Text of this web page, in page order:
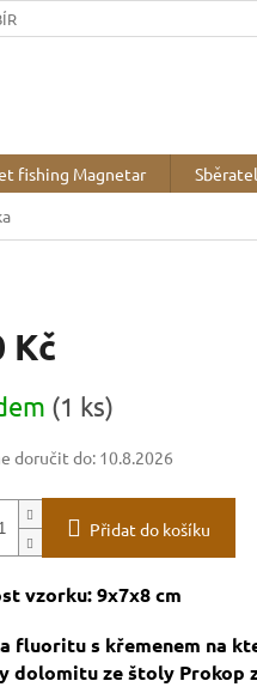
fishing Magnetar
Kč
(1 ks)
doručit do: 10.8.2026
Přidat do košíku
vzorku: 9x7x8 cm
fluoritu s křemenem na
dolomitu ze štoly Prokop